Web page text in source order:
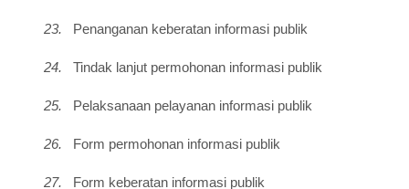
23. Penanganan keberatan informasi publik
24. Tindak lanjut permohonan informasi publik
25. Pelaksanaan pelayanan informasi publik
26. Form permohonan informasi publik
27. Form keberatan informasi publik